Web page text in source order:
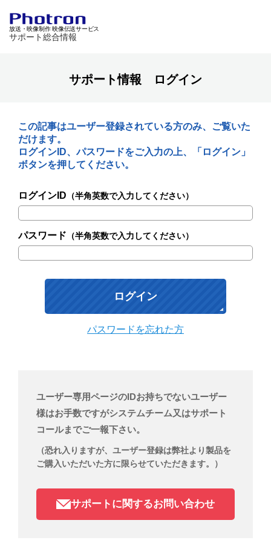
放送・映像制作 映像伝送サービス
サポート総合情報
サポート情報 ログイン
この記事はユーザー登録されている方のみ、ご覧いた
だけます。
ログインID、パスワードをご入力の上、「ログイン」
ボタンを押してください。
ログインID （半角英数で入力してください）
パスワード （半角英数で入力してください）
パスワードを忘れた方
ユーザー専用ページのIDお持ちでないユーザー
様はお手数ですがシステムチーム又はサポート
コールまでご一報下さい。
（恐れ入りますが、ユーザー登録は弊社より製品を
ご購入いただいた方に限らせていただきます。）
サポートに関するお問い合わせ